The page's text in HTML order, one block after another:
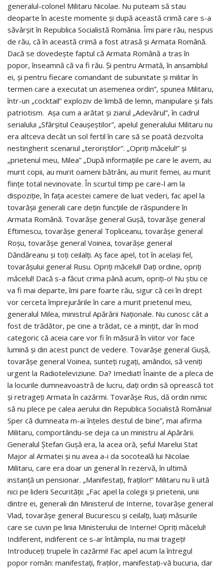
generalul-colonel Militaru Nicolae. Nu puteam să stau
deoparte în aceste momente şi după această crimă care s-a
săvârşit în Republica Socialistă România. Îmi pare rău, nespus
de rău, că în această crimă a fost atrasă şi Armata Română.
Dacă se dovedeşte faptul că Armata Română a tras în
popor, înseamnă că va fi rău. Şi pentru Armată, în ansamblul
ei, şi pentru fiecare comandant de subunitate şi militar în
termen care a executat un asemenea ordin”, spunea Militaru,
într-un „cocktail” exploziv de limbă de lemn, manipulare şi fals
patriotism. Aşa cum a arătat şi ziarul „Adevărul”, în cadrul
serialului „Sfârşitul Ceauşeştilor”, apelul generalului Militaru nu
era altceva decât un sol fertil în care să se poată dezvolta
nestingherit scenariul „teroriştilor”. „Opriţi măcelul!” şi
„prietenul meu, Milea” „După informaţiile pe care le avem, au
murit copii, au murit oameni bătrâni, au murit femei, au murit
fiinţe total nevinovate. În scurtul timp pe care-l am la
dispoziţie, în faţa acestei camere de luat vederi, fac apel la
tovarăşii generali care deţin funcţiile de răspundere în
Armata Română. Tovarăşe general Guşă, tovarăşe general
Eftimescu, tovarăşe general Topliceanu, tovarăşe general
Roşu, tovarăşe general Voinea, tovarăşe general
Dăndăreanu şi toţi ceilalţi. Aş face apel, tot în acelaşi fel,
tovarăşului general Rusu. Opriţi măcelul! Daţi ordine, opriţi
măcelul! Dacă s-a făcut crima până acum, opriţi-o! Nu ştiu ce
va fi mai departe, îmi pare foarte rău, sigur că cei în drept
vor cerceta împrejurările în care a murit prietenul meu,
generalul Milea, ministrul Apărării Naţionale. Nu cunosc cât a
fost de trădător, pe cine a trădat, ce a minţit, dar în mod
categoric că aceia care vor fi în măsură în viitor vor face
lumină şi din acest punct de vedere. Tovarăşe general Guşă,
tovarăşe general Voinea, sunteţi rugaţi, amândoi, să veniţi
urgent la Radioteleviziune. Da? Imediat! Înainte de a pleca de
la locurile dumneavoastră de lucru, daţi ordin să oprească tot
şi retrageţi Armata în cazărmi. Tovarăşe Rus, dă ordin nimic
să nu plece pe calea aerului din Republica Socialistă România!
Sper că dumneata m-ai înţeles destul de bine”, mai afirma
Militaru, comportându-se deja ca un ministru al Apărării.
Generalul Ştefan Guşă era, la acea oră, şeful Marelui Stat
Major al Armatei şi nu avea a-i da socoteală lui Nicolae
Militaru, care era doar un general în rezervă, în ultimă
instanţă un pensionar. „Manifestaţi, fraţilor!” Militaru nu îi uită
nici pe liderii Securităţii: „Fac apel la colegii şi prietenii, unii
dintre ei, generali din Ministerul de Interne, tovarăşe general
Vlad, tovarăşe general Bucurescu şi ceilalţi, luaţi măsurile
care se cuvin pe linia Ministerului de Interne! Opriţi măcelul!
Indiferent, indiferent ce s-ar întâmpla, nu mai trageţi!
Introduceţi trupele în cazărmi! Fac apel acum la întregul
popor român: manifestaţi, fraţilor, manifestaţi-vă bucuria, dar